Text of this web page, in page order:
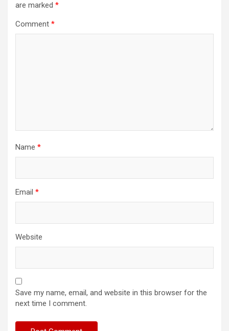
are marked *
Comment *
Name *
Email *
Website
Save my name, email, and website in this browser for the
next time I comment.